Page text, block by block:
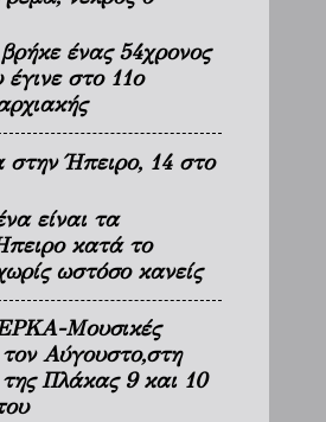
ένας 54χρονος
στο 11ο
Ήπειρο, 14 στο
είναι τα
κατά το
ωστόσο κανείς
Μουσικές
τον Αύγουστο,στη
Πλάκας 9 και 10